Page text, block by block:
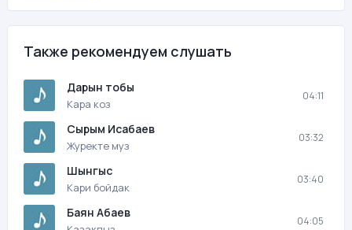
Также рекомендуем слушать
Дарын тобы
Кара коз
04:11
Сырым Исабаев
Журекте муз
03:32
Шынгыс
Кари бойдак
03:40
Баян Абаев
04:05